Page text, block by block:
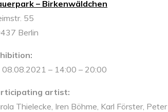
– Birkenwäldchen
55
Berlin
08.08.2021 – 14:00 – 20:00
artist:
Thielecke, Iren Böhme, Karl Förster,